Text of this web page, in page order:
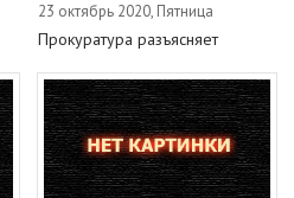
23 октябрь 2020, Пятница
Прокуратура разъясняет